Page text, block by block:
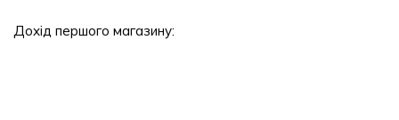
Дохід першого магазину: